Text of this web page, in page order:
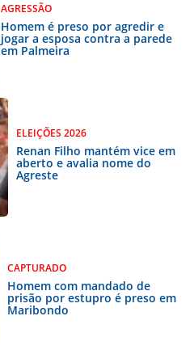
AGRESSÃO
Homem é preso por agredir e
jogar a esposa contra a parede
em Palmeira
ELEIÇÕES 2026
Renan Filho mantém vice em
aberto e avalia nome do
Agreste
CAPTURADO
Homem com mandado de
prisão por estupro é preso em
Maribondo